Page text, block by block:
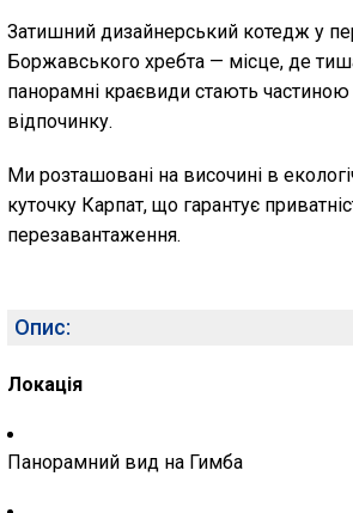
Затишний дизайнерський котедж у
Боржавського хребта — місце, де
панорамні краєвиди стають
відпочинку.
Ми розташовані на височині в
куточку Карпат, що гарантує
перезавантаження.
Опис:
Локація
Панорамний вид на Гимба